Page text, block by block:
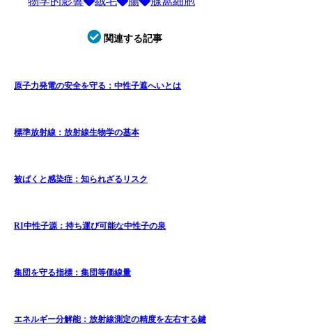
関連する記事
原子力発電の安全を守る：中性子遮へいとは
標準放射線：放射線生物学の基本
被ばくと感染症：知られざるリスク
RI中性子源：持ち運び可能な中性子の泉
集団を守る指標：集団等価線量
エネルギー分解能：放射線測定の精度を左右する鍵